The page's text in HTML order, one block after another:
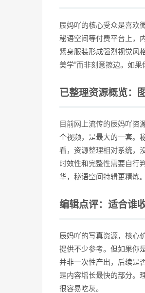
辰妈吖的核心受众是喜欢
秘语空间等付费平台上，
紧身服装形成强烈视觉风
美学”而非刻意擦边。如果
已整理资源概览：
目前网上流传的辰妈吖资
个视频，是最大的一套。
看，资源整理相对系统，
时效性和完整性需要自行
华，秘语空间特辑更精炼。
编辑点评：适合谁
辰妈吖的写真资源，核心
提供不少参考。但如果你
并非一次性产出，后续是
是内容增长最快的部分。
很容易吃灰。